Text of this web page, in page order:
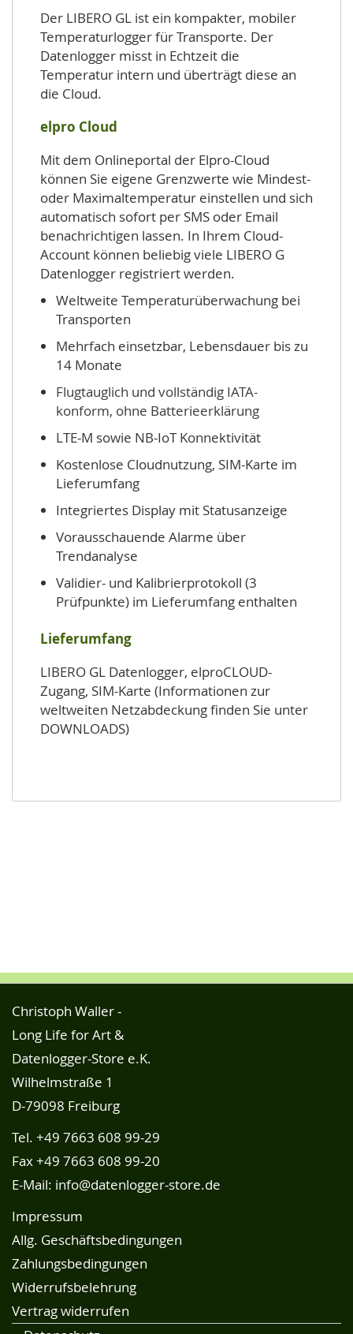
Der LIBERO GL ist ein kompakter, mobiler
Temperaturlogger für Transporte. Der
Datenlogger misst in Echtzeit die
Temperatur intern und überträgt diese an
die Cloud.
elpro Cloud
Mit dem Onlineportal der Elpro-Cloud
können Sie eigene Grenzwerte wie Mindest-
oder Maximaltemperatur einstellen und sich
automatisch sofort per SMS oder Email
benachrichtigen lassen. In Ihrem Cloud-
Account können beliebig viele LIBERO G
Datenlogger registriert werden.
Weltweite Temperaturüberwachung bei
Transporten
Mehrfach einsetzbar, Lebensdauer bis zu
14 Monate
Flugtauglich und vollständig IATA-
konform, ohne Batterieerklärung
LTE-M sowie NB-IoT Konnektivität
Kostenlose Cloudnutzung, SIM-Karte im
Lieferumfang
Integriertes Display mit Statusanzeige
Vorausschauende Alarme über
Trendanalyse
Validier- und Kalibrierprotokoll (3
Prüfpunkte) im Lieferumfang enthalten
Lieferumfang
LIBERO GL Datenlogger, elproCLOUD-
Zugang, SIM-Karte (Informationen zur
weltweiten Netzabdeckung finden Sie unter
DOWNLOADS)
Christoph Waller -
Long Life for Art &
Datenlogger-Store e.K.
Wilhelmstraße 1
D-79098 Freiburg
Tel. +49 7663 608 99-29
Fax +49 7663 608 99-20
E-Mail: info@datenlogger-store.de
Impressum
Allg. Geschäftsbedingungen
Zahlungsbedingungen
Widerrufsbelehrung
Vertrag widerrufen